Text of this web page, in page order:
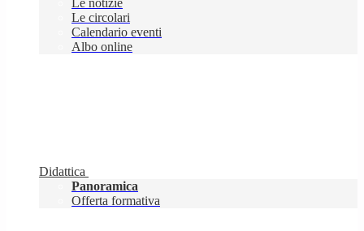
Le notizie
Le circolari
Calendario eventi
Albo online
Didattica
Panoramica
Offerta formativa